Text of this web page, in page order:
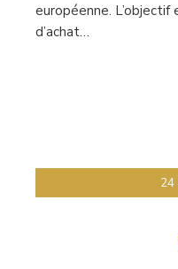
européenne. L’objectif
d’achat…
24